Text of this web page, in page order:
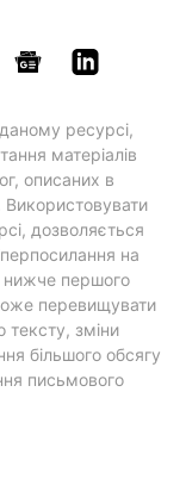
ресурсі,
матеріалів
описаних в
Використовувати
дозволяється
на
першого
перевищувати
тексту, зміни
більшого обсягу
письмового